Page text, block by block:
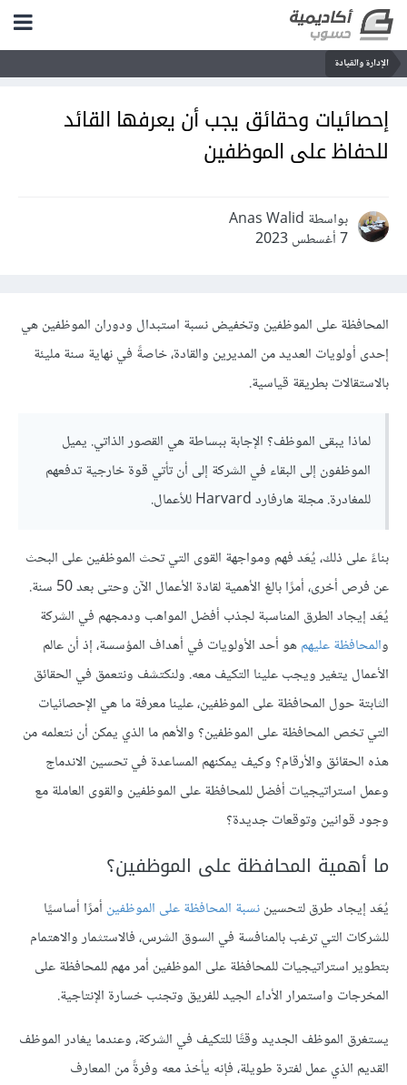
الإدارة والقيادة
إحصائيات وحقائق يجب أن يعرفها القائد
للحفاظ على الموظفين
بواسطة Anas Walid
7 أغسطس 2023
المحافظة على الموظفين وتخفيض نسبة استبدال ودوران الموظفينهي
إحدى أولويات العديد من المديرين والقادة، خاصةً في نهاية سنة مليئة
بالاستقالات بطريقة قياسية.
لماذا يبقى الموظف؟ الإجابة ببساطة هي القصور الذاتي. يميل
الموظفون إلى البقاء في الشركة إلى أن تأتي قوة خارجية تدفعهم
للمغادرة. مجلة هارفارد Harvard للأعمال.
بناءً على ذلك، يُعَد فهم ومواجهة القوى التي تحث الموظفين على البحث
عن فرص أخرى، أمرًا بالغ الأهمية لقادة الأعمال الآن وحتى بعد 50 سنة.
يُعَد إيجاد الطرق المناسبة لجذب أفضل المواهب ودمجهم في الشركة
والمحافظة عليهمهو أحد الأولويات في أهداف المؤسسة، إذ أن عالم
الأعمال يتغير ويجب علينا التكيف معه. ولنكتشف ونتعمق في الحقائق
الثابتة حول المحافظة على الموظفين، علينا معرفة ما هي الإحصائيات
التي تخص المحافظة على الموظفين؟ والأهم ما الذي يمكن أن نتعلمه من
هذه الحقائق والأرقام؟ وكيف يمكنهم المساعدة في تحسين الاندماج
وعمل استراتيجيات أفضل للمحافظة على الموظفين والقوى العاملة مع
وجود قوانين وتوقعات جديدة؟
ما أهمية المحافظة على الموظفين؟
يُعَد إيجاد طرق لتحسيننسبة المحافظة على الموظفين أمرًا أساسيًا
للشركات التي ترغب بالمنافسة في السوق الشرس، فالاستثمار والاهتمام
بتطوير استراتيجيات للمحافظة على الموظفين أمر مهم للمحافظة على
المخرجات واستمرار الأداء الجيد للفريق وتجنب خسارة الإنتاجية.
يستغرق الموظف الجديد وقتًا للتكيف في الشركة، وعندما يغادر الموظف
القديم الذي عمل لفترة طويلة، فإنه يأخذ معه وفرةً من المعارف